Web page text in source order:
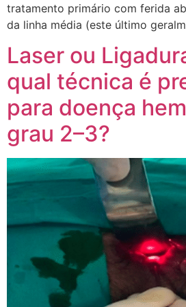
tratamento primário com ferida
da linha média (este último
Laser ou
qual técnica é
para doença
grau 2–3?